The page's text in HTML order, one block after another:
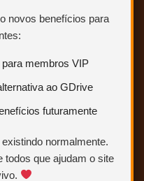
novos benefícios para
membros VIP
ao GDrive
futuramente
normalmente.
todos que ajudam o site
links de
VIP